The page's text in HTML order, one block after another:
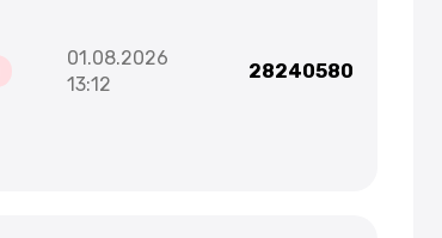
01.08.2026
13:12
28240580